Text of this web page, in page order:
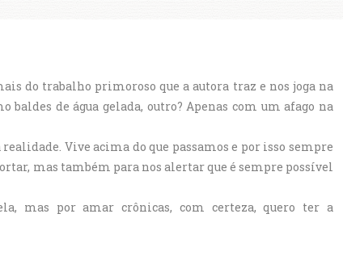
do trabalho primoroso que a autora traz e nos joga na
baldes de água gelada, outro? Apenas com um afago na
Vive acima do que passamos e por isso sempre
mas também para nos alertar que é sempre possível
mas por amar crônicas, com certeza, quero ter a